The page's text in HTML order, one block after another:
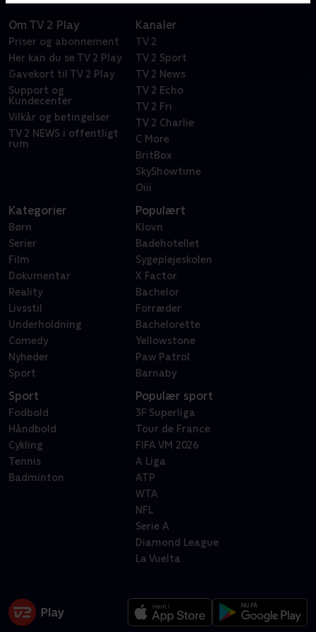
Om TV 2 Play
Priser og abonnement
Her kan du se TV 2 Play
Gavekort til TV 2 Play
Support og
Kundecenter
Vilkår og betingelser
TV 2 NEWS i offentligt
rum
Kanaler
TV 2
TV 2 Sport
TV 2 News
TV 2 Echo
TV 2 Fri
TV 2 Charlie
C More
BritBox
SkyShowtime
Oiii
Kategorier
Børn
Serier
Film
Dokumentar
Reality
Livsstil
Underholdning
Comedy
Nyheder
Sport
Populært
Klovn
Badehotellet
Sygeplejeskolen
X Factor
Bachelor
Forræder
Bachelorette
Yellowstone
Paw Patrol
Barnaby
Sport
Fodbold
Håndbold
Cykling
Tennis
Badminton
Populær sport
3F Superliga
Tour de France
FIFA VM 2026
A Liga
ATP
WTA
NFL
Serie A
Diamond League
La Vuelta